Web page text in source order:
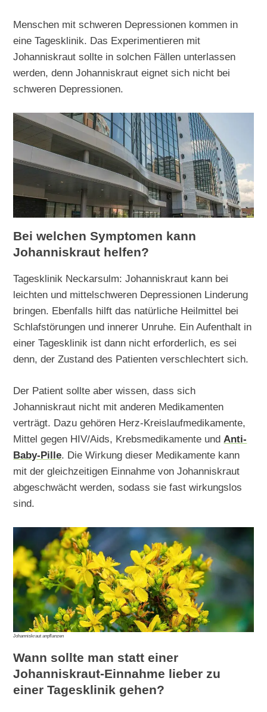
Menschen mit schweren Depressionen kommen in
eine Tagesklinik. Das Experimentieren mit
Johanniskraut sollte in solchen Fällen unterlassen
werden, denn Johanniskraut eignet sich nicht bei
schweren Depressionen.
Bei welchen Symptomen kann
Johanniskraut helfen?
Tagesklinik Neckarsulm: Johanniskraut kann bei
leichten und mittelschweren Depressionen Linderung
bringen. Ebenfalls hilft das natürliche Heilmittel bei
Schlafstörungen und innerer Unruhe. Ein Aufenthalt in
einer Tagesklinik ist dann nicht erforderlich, es sei
denn, der Zustand des Patienten verschlechtert sich.
Der Patient sollte aber wissen, dass sich
Johanniskraut nicht mit anderen Medikamenten
verträgt. Dazu gehören Herz-Kreislaufmedikamente,
Mittel gegen HIV/Aids, Krebsmedikamente und Anti-
Baby-Pille. Die Wirkung dieser Medikamente kann
mit der gleichzeitigen Einnahme von Johanniskraut
abgeschwächt werden, sodass sie fast wirkungslos
sind.
Johanniskraut anpflanzen
Wann sollte man statt einer
Johanniskraut-Einnahme lieber zu
einer Tagesklinik gehen?